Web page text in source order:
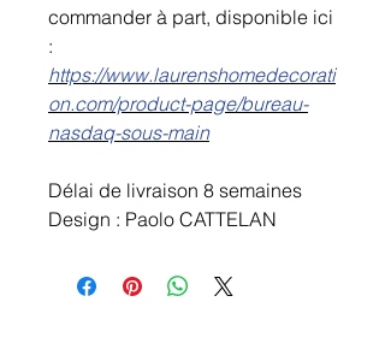
commander à part, disponible ici
:
https://www.laurenshomedecorati
on.com/product-page/bureau-
nasdaq-sous-main
Délai de livraison 8 semaines
Design : Paolo CATTELAN